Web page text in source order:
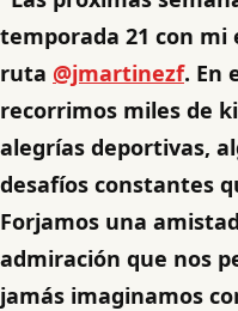
temporada 21 con mi
ruta @jmartinezf. En
recorrimos miles de
alegrías deportivas,
desafíos constantes
Forjamos una
admiración que nos
jamás imaginamos